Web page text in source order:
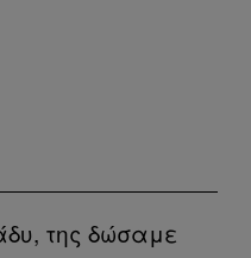
της δώσαμε